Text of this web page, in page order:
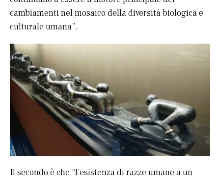
cambiamenti nel mosaico della diversità biologica e
culturale umana”.
Il secondo è che “l’esistenza di razze umane a un